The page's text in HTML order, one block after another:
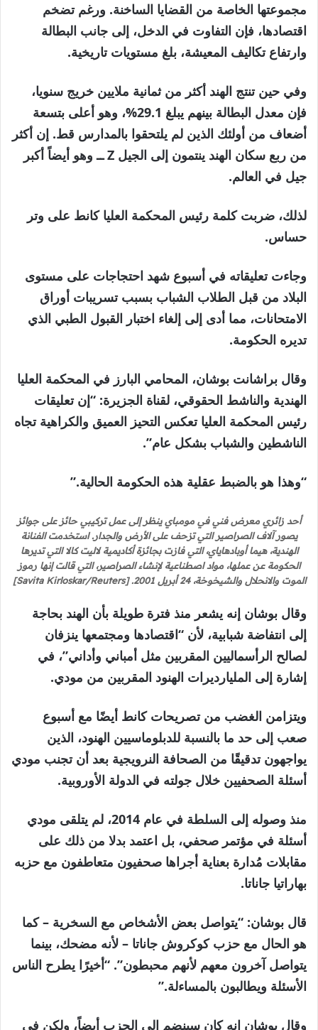
مجموعتها الخاصة من القضايا الساخنة. ورغم تضخم
اقتصادها، فإن التفاوت في الدخل، إلى جانب البطالة
وارتفاع تكاليف المعيشة، بلغ مستويات تاريخية.
وفي حين تنتج الهند أكثر من ثمانية ملايين خريج سنويا،
فإن معدل البطالة بينهم يبلغ 29.1%، وهو أعلى بتسعة
أضعاف من أولئك الذين لم يلتحقوا بالمدارس قط. إن أكثر
من ربع سكان الهند ينتمون إلى الجيل Z ــ وهو أيضاً أكبر
جيل في العالم.
لذلك، ضربت كلمة رئيس المحكمة العليا كانط على وتر
حساس.
وجاءت تعليقاته في أسبوع شهد احتجاجات على مستوى
البلاد من قبل الطلاب الشباب بسبب تسريبات أوراق
الامتحانات، مما أدى إلى إلغاء اختبار القبول الطبي الذي
تديره الحكومة.
وقال براشانت بوشان، المحامي البارز في المحكمة العليا
الهندية والناشط الحقوقي، لقناة الجزيرة: “إن تعليقات
رئيس المحكمة العليا تعكس التحيز العميق والكراهية تجاه
الناشطين والشباب بشكل عام”.
“وهذا هو بالضبط عقلية هذه الحكومة الحالية.”
أحد زائري معرض فني في مومباي ينظر إلى عمل تركيبي حائز على جوائز
يصور آلاف الصراصير التي تزحف على الأرض والجدار. استخدمت الفنانة
الهندية، هيما أوبادهاياي، التي فازت بجائزة أكاديمية لاليت كالا التي تديرها
الحكومة عن عملها، مواد اصطناعية لإنشاء الصراصير، التي قالت إنها رموز
الموت والانحلال والشيخوخة، 24 أبريل 2001. [Savita Kirloskar/Reuters]
وقال بوشان إنه يشعر منذ فترة طويلة بأن الهند بحاجة
إلى انتفاضة شبابية، لأن “اقتصادها ومجتمعها ينزفان
لصالح الرأسماليين المقربين مثل أمباني وأداني”، في
إشارة إلى المليارديرات الهنود المقربين من مودي.
ويتزامن الغضب من تصريحات كانط أيضًا مع أسبوع
صعب إلى حد ما بالنسبة للدبلوماسيين الهنود، الذين
يواجهون تدقيقًا من الصحافة النرويجية بعد أن تجنب مودي
أسئلة الصحفيين خلال جولته في الدولة الأوروبية.
منذ وصوله إلى السلطة في عام 2014، لم يتلقى مودي
أسئلة في مؤتمر صحفي، بل اعتمد بدلا من ذلك على
مقابلات مُدارة بعناية أجراها صحفيون متعاطفون مع حزبه
بهاراتيا جاناتا.
قال بوشان: “يتواصل بعض الأشخاص مع السخرية – كما
هو الحال مع حزب كوكروش جاناتا – لأنه مضحك، بينما
يتواصل آخرون معهم لأنهم محبطون”. “أخيرًا يطرح الناس
الأسئلة ويطالبون بالمساءلة.”
وقال بوشان إنه كان سينضم إلى الحزب أيضاً، ولكن في